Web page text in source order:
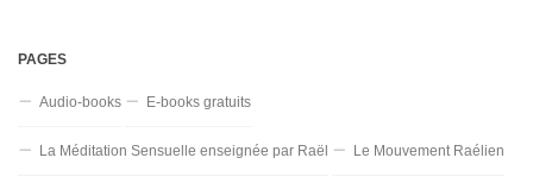
PAGES
Audio-books E-books gratuits
La Méditation Sensuelle enseignée par Raël Le Mouvement Raélien